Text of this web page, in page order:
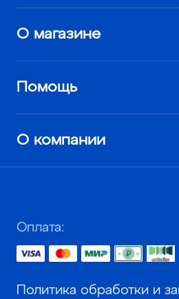
О магазине
Помощь
О компании
Оплата:
Политика обработки и